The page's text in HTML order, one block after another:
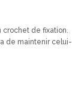
de fixation.
de maintenir celui-